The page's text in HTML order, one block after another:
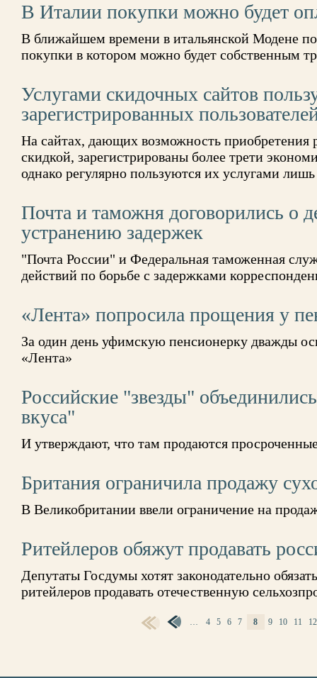
В Италии покупки можно будет
В ближайшем времени в итальянской Модене
покупки в котором можно будет собственным
Услугами скидочных сайтов
зарегистрированных
На сайтах, дающих возможность приобретения
скидкой, зарегистрированы более трети
однако регулярно пользуются их услугами
Почта и таможня договорились о
устранению задержек
"Почта России" и Федеральная таможенная
действий по борьбе с задержками
«Лента» попросила прощения у
За один день уфимскую пенсионерку дважды
«Лента»
Российские "звезды"
вкуса"
И утверждают, что там продаются
Британия ограничила продажу
В Великобритании ввели ограничение на
Ритейлеров обяжут продавать
Депутаты Госдумы хотят законодательно
ритейлеров продавать отечественную
… 4 5 6 7 8 9 10 11 12